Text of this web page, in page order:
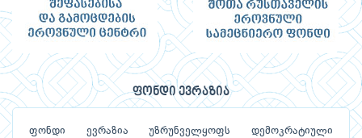
ფონდი ევრაზია
ფონდი ევრაზია უზრუნველყოფს დემოკრატიული